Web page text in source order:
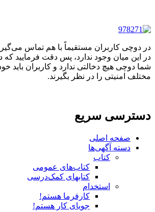
در دوچی کاربران مستقیماً با هم تماس
در این میان وجود ندارد، پس دقت فرمایید
شما دوچی هیچ دخالتی ندارد و کاربران باید
مختلف امنیتی را در نظر بگیرند.
دسترسی سریع
صفحه اصلی
دسته آگهی‌ها
کتاب
کتاب‌های عمومی
کتابهای کمک‌درسی
استخدام
کارفرما هستم!
جویای کار هستم!